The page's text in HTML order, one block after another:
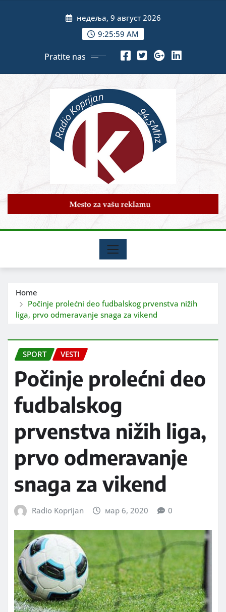
недеља, 9 август 2026
9:26:01 AM
Pratite nas
Home
Počinje prolećni deo fudbalskog prvenstva nižih
liga, prvo odmeravanje snaga za vikend
SPORT VESTI
Počinje prolećni deo
fudbalskog
prvenstva nižih liga,
prvo odmeravanje
snaga za vikend
Radio Koprijan мар 6, 2020 0